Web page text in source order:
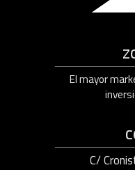
El mayor
C/